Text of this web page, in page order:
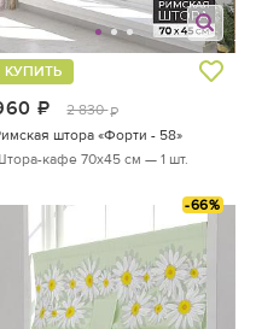
руб.
2 830 руб.
КУПИТЬ
штора «Форти - 58»
кафе 70х45 см — 1 шт.
-66%